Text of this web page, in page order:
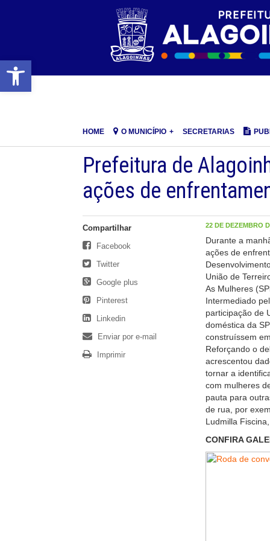
Barra de Ferramentas Aberta
HOME O MUNICÍPIO SECRETARIAS
Prefeitura de
ações de
22 DE DEZEMBRO
Durante a
ações de
União de
As Mulheres
Intermediado
participação de
doméstica da
construíssem
Reforçando o
acrescentou
tornar a
com mulheres
pauta para
de rua, por
Ludmilla
CONFIRA
Compartilhar
Facebook
Twitter
Google plus
Pinterest
Linkedin
Enviar por e-mail
Imprimir